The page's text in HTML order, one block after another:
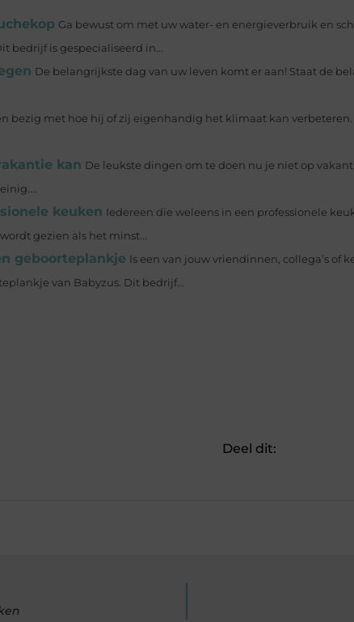
Ga bewust om met uw water- en energieverbruik en
bedrijf is gespecialiseerd in...
De belangrijkste dag van uw leven komt er aan! Staat de
bezig met hoe hij of zij eigenhandig het klimaat kan verbeteren.
kan De leukste dingen om te doen nu je niet op
keuken Iedereen die weleens in een professionele
gezien als het minst...
geboorteplankje Is een van jouw vriendinnen, collega’s of
van Babyzus. Dit bedrijf...
Deel dit: